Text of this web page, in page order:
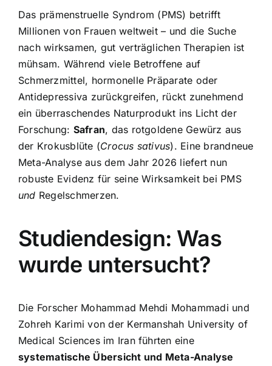
Das prämenstruelle Syndrom (PMS) betrifft
Millionen von Frauen weltweit – und die Suche
nach wirksamen, gut verträglichen Therapien ist
mühsam. Während viele Betroffene auf
Schmerzmittel, hormonelle Präparate oder
Antidepressiva zurückgreifen, rückt zunehmend
ein überraschendes Naturprodukt ins Licht der
Forschung: Safran, das rotgoldene Gewürz aus
der Krokusblüte (Crocus sativus). Eine brandneue
Meta-Analyse aus dem Jahr 2026 liefert nun
robuste Evidenz für seine Wirksamkeit bei PMS
und Regelschmerzen.
Studiendesign: Was
wurde untersucht?
Die Forscher Mohammad Mehdi Mohammadi und
Zohreh Karimi von der Kermanshah University of
Medical Sciences im Iran führten eine
systematische Übersicht und Meta-Analyse